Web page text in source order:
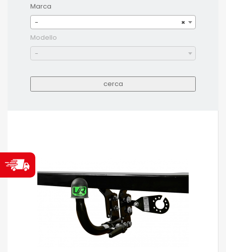
Marca
×
-
Modello
-